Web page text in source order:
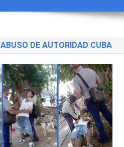
ABUSO DE AUTORIDAD CUBA